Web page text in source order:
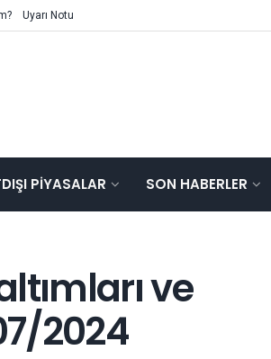
Uyarı Notu
PIYASALAR SON HABERLER
ve
2024